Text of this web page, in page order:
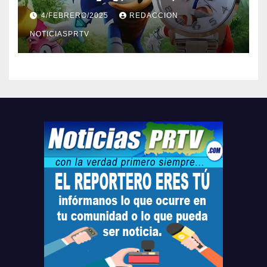
Barceloneta y Humacao,
Relojes gratis para el que
compre ahora….
4/FEBRERO/2025 REDACCION
NOTICIASPRTV